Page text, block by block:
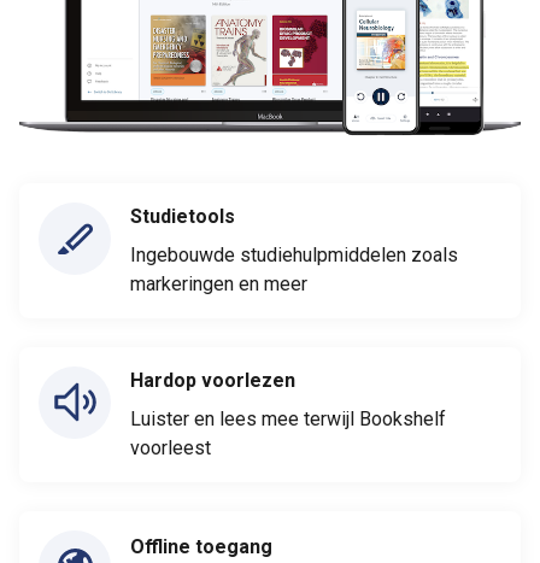
Studietools
Ingebouwde studiehulpmiddelen zoals
markeringen en meer
Hardop voorlezen
Luister en lees mee terwijl Bookshelf
voorleest
Offline toegang